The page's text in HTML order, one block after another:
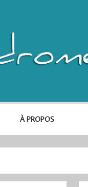
À PROPOS